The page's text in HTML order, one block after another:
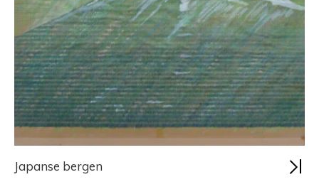
Japanse bergen